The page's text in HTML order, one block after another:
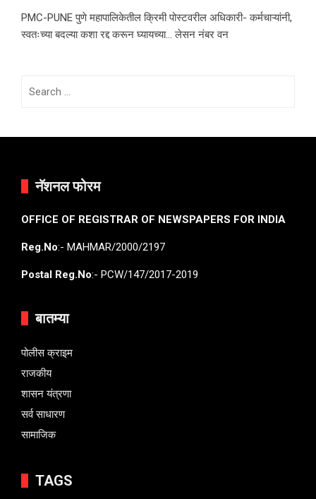
PMC-PUNE पुणे महापालिकेतील क्रिमी पोस्टवरील अधिकारी- कर्मचाऱ्यांनी,
स्वतःच्या बदल्या कशा रद्द करून घ्यायच्या… लेसन नंबर वन
नॅशनल फोरम
OFFICE OF REGISTRAR OF NEWSPAPERS FOR INDIA
Reg.No:- MAHMAR/2000/2197
Postal Reg.No:- PCW/147/2017-2019
बातम्या
पोलीस क्राइम
राजकीय
शासन यंत्रणा
सर्व साधारण
सामाजिक
TAGS